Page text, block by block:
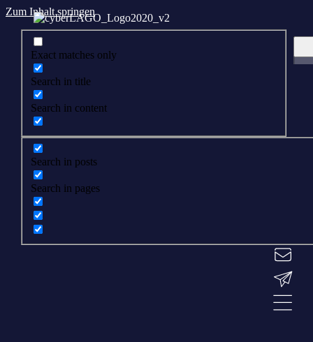
Zum Inhalt springen
Exact matches only
Search in title
Search in content
Search in posts
Search in pages